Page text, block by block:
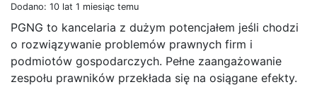
Dodano: 10 lat 1 miesiąc temu
PGNG to kancelaria z dużym potencjałem jeśli chodzi
o rozwiązywanie problemów prawnych firm i
podmiotów gospodarczych. Pełne zaangażowanie
zespołu prawników przekłada się na osiągane efekty.